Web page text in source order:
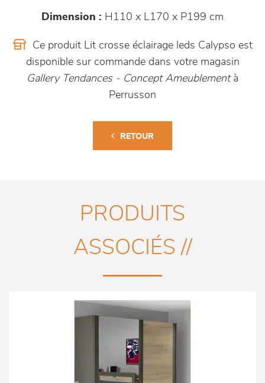
Dimension : H110 x L170 x P199 cm
Ce produit Lit crosse éclairage leds Calypso est
disponible sur commande dans votre magasin
Gallery Tendances - Concept Ameublement à
Perrusson
RETOUR
PRODUITS
ASSOCIÉS //